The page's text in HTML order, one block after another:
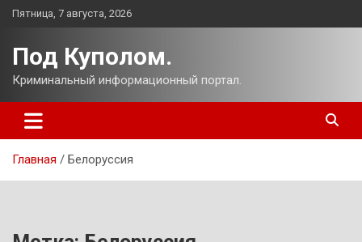
Перейти
Пятница, 7 августа, 2026
Под Куполом.
Криминальный информационный портал.
Главная Белоруссия